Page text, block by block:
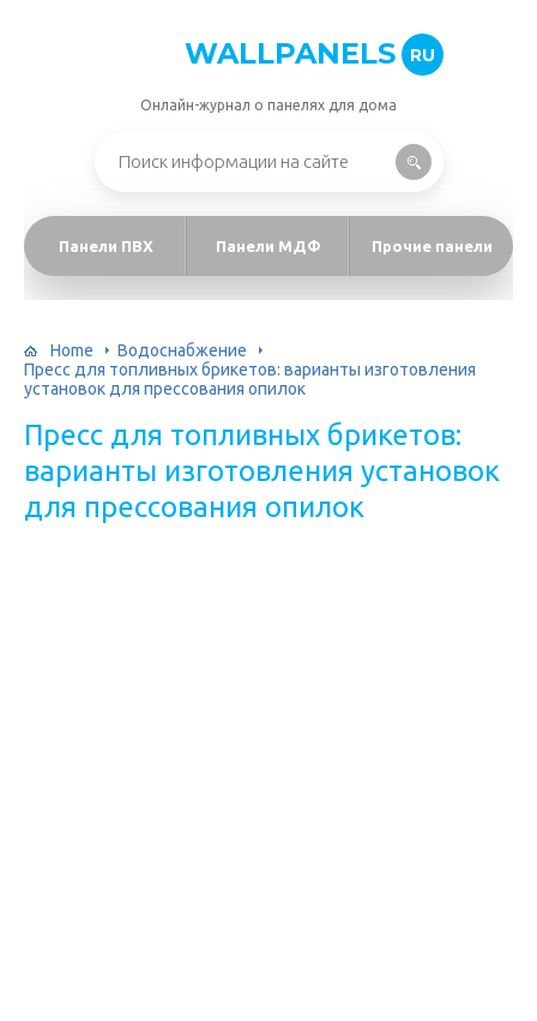
WALLPANELS RU
Онлайн-журнал о панелях для дома
Панели ПВХ Панели МДФ Прочие панели
Home
Водоснабжение
Пресс для топливных брикетов: варианты изготовления
установок для прессования опилок
Пресс для топливных брикетов:
варианты изготовления установок
для прессования опилок